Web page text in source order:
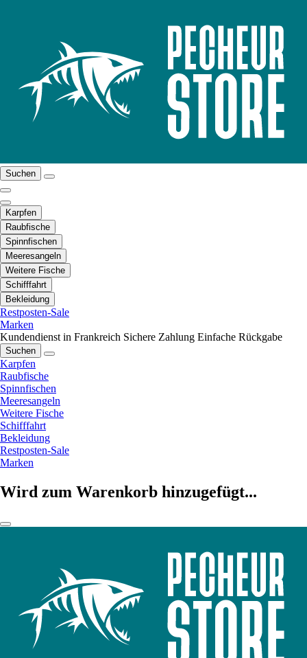
Suchen
Karpfen
Raubfische
Spinnfischen
Meeresangeln
Weitere Fische
Schifffahrt
Bekleidung
Restposten-Sale
Marken
Kundendienst in Frankreich Sichere Zahlung Einfache Rückgabe
Suchen
Karpfen
Raubfische
Spinnfischen
Meeresangeln
Weitere Fische
Schifffahrt
Bekleidung
Restposten-Sale
Marken
Wird zum Warenkorb hinzugefügt...